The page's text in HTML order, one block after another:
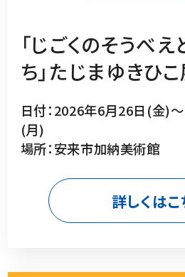
「じごくのそうべ
ち」たじまゆきひ
日付：2026年6月26日(金)
(月)
場所：安来市加納美術館
詳しくはこ